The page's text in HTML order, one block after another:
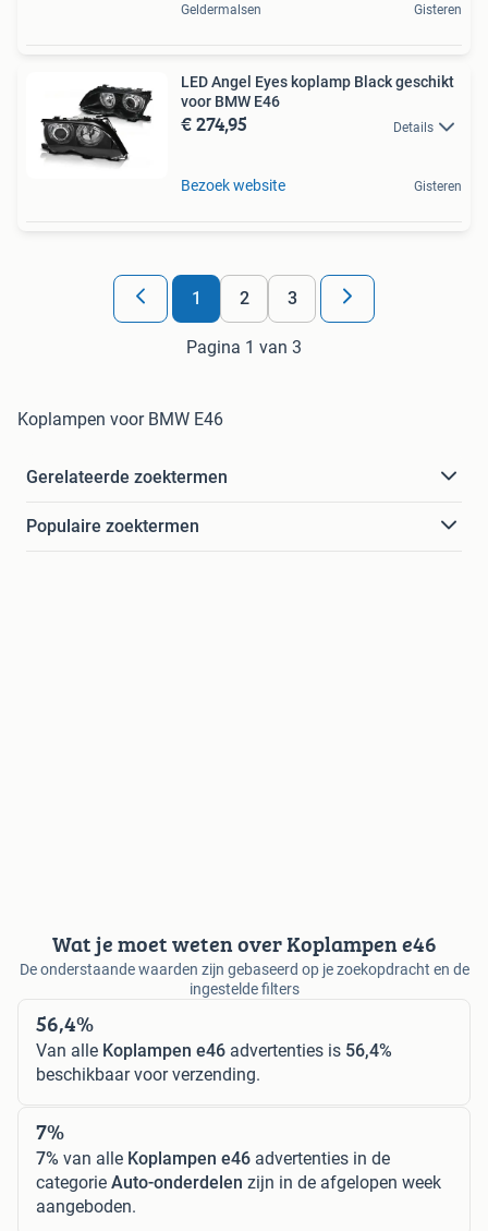
Geldermalsen Gisteren
LED Angel Eyes koplamp Black geschikt
voor BMW E46
€ 274,95 Details
Bezoek website Gisteren
1 2 3
Pagina 1 van 3
Koplampen voor BMW E46
Gerelateerde zoektermen
Populaire zoektermen
Wat je moet weten over Koplampen e46
De onderstaande waarden zijn gebaseerd op je zoekopdracht en de
ingestelde filters
56,4%
Van alle Koplampen e46 advertenties is 56,4%
beschikbaar voor verzending.
7%
7% van alle Koplampen e46 advertenties in de
categorie Auto-onderdelen zijn in de afgelopen week
aangeboden.